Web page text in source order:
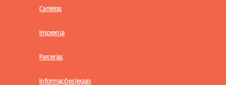
Carreiras
Imprensa
Parcerias
Informações legais